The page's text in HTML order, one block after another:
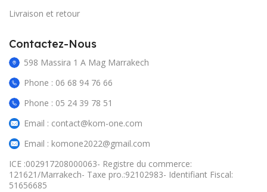
Livraison et retour
Contactez-Nous
598 Massira 1 A Mag Marrakech
Phone : 06 68 94 76 66
Phone : 05 24 39 78 51
Email : contact@kom-one.com
Email : komone2022@gmail.com
ICE :002917208000063- Registre du commerce:
121621/Marrakech- Taxe pro.:92102983- Identifiant Fiscal:
51656685